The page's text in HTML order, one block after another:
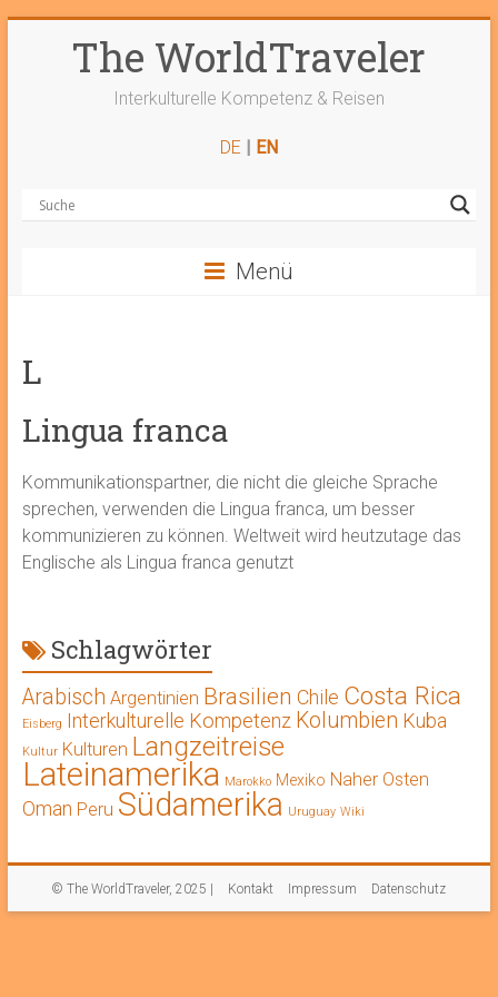
The WorldTraveler
Interkulturelle Kompetenz & Reisen
DE | EN
Menü
L
Lingua franca
Kommunikationspartner, die nicht die gleiche Sprache
sprechen, verwenden die Lingua franca, um besser
kommunizieren zu können. Weltweit wird heutzutage das
Englische als Lingua franca genutzt
Schlagwörter
Arabisch Argentinien Brasilien Chile Costa Rica
Eisberg Interkulturelle Kompetenz Kolumbien Kuba
Kultur Kulturen Langzeitreise
Lateinamerika Marokko Mexiko Naher Osten
Oman Peru Südamerika Uruguay Wiki
© The WorldTraveler, 2025 | Kontakt Impressum Datenschutz